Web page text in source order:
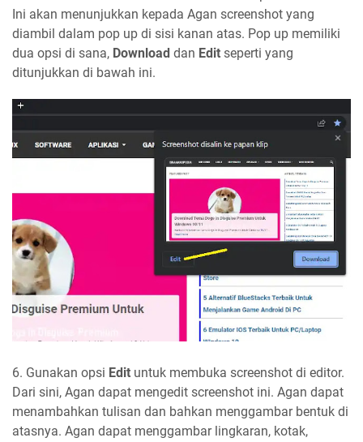
Ini akan menunjukkan kepada Agan screenshot yang
diambil dalam pop up di sisi kanan atas. Pop up memiliki
dua opsi di sana, Download dan Edit seperti yang
ditunjukkan di bawah ini.
6. Gunakan opsi Edit untuk membuka screenshot di editor.
Dari sini, Agan dapat mengedit screenshot ini. Agan dapat
menambahkan tulisan dan bahkan menggambar bentuk di
atasnya. Agan dapat menggambar lingkaran, kotak,